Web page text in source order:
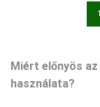
1
Miért előnyös
használata?